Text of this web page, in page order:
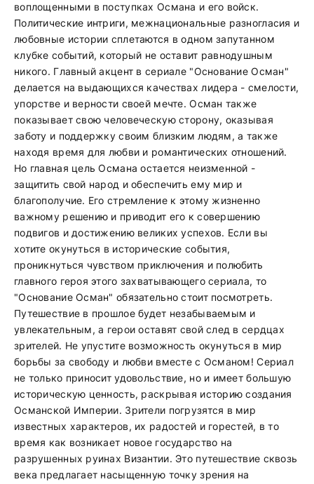
воплощенными в поступках Османа и его войск.
Политические интриги, межнациональные разногласия и
любовные истории сплетаются в одном запутанном
клубке событий, который не оставит равнодушным
никого. Главный акцент в сериале "Основание Осман"
делается на выдающихся качествах лидера - смелости,
упорстве и верности своей мечте. Осман также
показывает свою человеческую сторону, оказывая
заботу и поддержку своим близким людям, а также
находя время для любви и романтических отношений.
Но главная цель Османа остается неизменной -
защитить свой народ и обеспечить ему мир и
благополучие. Его стремление к этому жизненно
важному решению и приводит его к совершению
подвигов и достижению великих успехов. Если вы
хотите окунуться в исторические события,
проникнуться чувством приключения и полюбить
главного героя этого захватывающего сериала, то
"Основание Осман" обязательно стоит посмотреть.
Путешествие в прошлое будет незабываемым и
увлекательным, а герои оставят свой след в сердцах
зрителей. Не упустите возможность окунуться в мир
борьбы за свободу и любви вместе с Османом! Сериал
не только приносит удовольствие, но и имеет большую
историческую ценность, раскрывая историю создания
Османской Империи. Зрители погрузятся в мир
известных характеров, их радостей и горестей, в то
время как возникает новое государство на
разрушенных руинах Византии. Это путешествие сквозь
века предлагает насыщенную точку зрения на